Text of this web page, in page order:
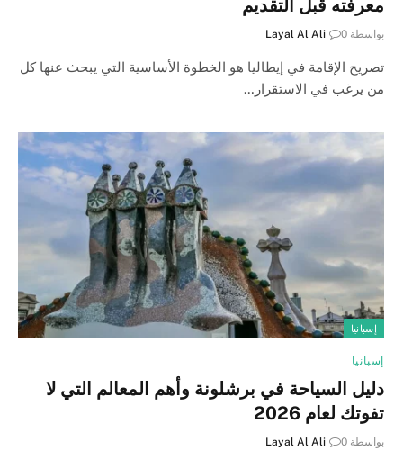
معرفته قبل التقديم
بواسطة Layal Al Ali 0
تصريح الإقامة في إيطاليا هو الخطوة الأساسية التي يبحث عنها كل
من يرغب في الاستقرار…
إسبانيا
إسبانيا
دليل السياحة في برشلونة وأهم المعالم التي لا
تفوتك لعام 2026
بواسطة Layal Al Ali 0